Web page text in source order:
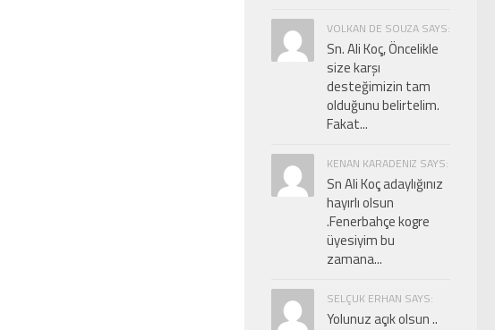
VOLKAN DE SOUZA SAYS:
Sn. Ali Koç, Öncelikle
size karşı
desteğimizin tam
olduğunu belirtelim.
Fakat...
KENAN KARADENIZ SAYS:
Sn Ali Koç adaylığınız
hayırlı olsun
.Fenerbahçe kogre
üyesiyim bu
zamana...
SELÇUK ERHAN SAYS:
Yolunuz açık olsun ..